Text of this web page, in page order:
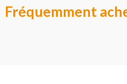
Fréquemment